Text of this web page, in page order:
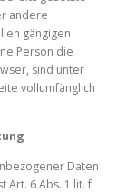
andere
gängigen
Person die
sind unter
vollumfänglich
Daten
Art. 6 Abs. 1 lit. f